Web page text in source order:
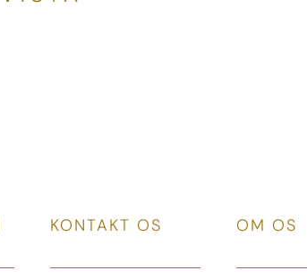
KONTAKT OS OM OS